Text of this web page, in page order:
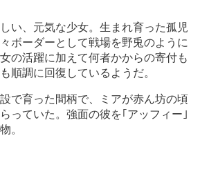
い、元気な少女。生まれ育った孤児
ボーダーとして戦場を野兎のように
の活躍に加えて何者かからの寄付も
順調に回復しているようだ。
で育った間柄で、ミアが赤ん坊の頃
っていた。強面の彼を｢アッフィー｣
。